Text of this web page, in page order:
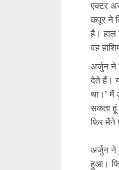
एक्टर
कपूर ने
है। हाल
वह
अर्जुन ने
देते हैं।
था।’ मैं
सकता
फिर मैंने
अर्जुन ने
हुआ।